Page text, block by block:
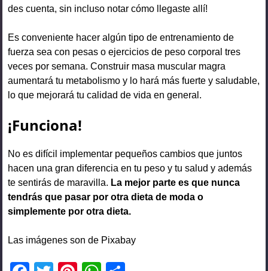
des cuenta, sin incluso notar cómo llegaste allí!
Es conveniente hacer algún tipo de entrenamiento de
fuerza sea con pesas o ejercicios de peso corporal tres
veces por semana. Construir masa muscular magra
aumentará tu metabolismo y lo hará más fuerte y saludable,
lo que mejorará tu calidad de vida en general.
¡Funciona!
No es difícil implementar pequeños cambios que juntos
hacen una gran diferencia en tu peso y tu salud y además
te sentirás de maravilla. La mejor parte es que nunca
tendrás que pasar por otra dieta de moda o
simplemente por otra dieta.
Las imágenes son de Pixabay